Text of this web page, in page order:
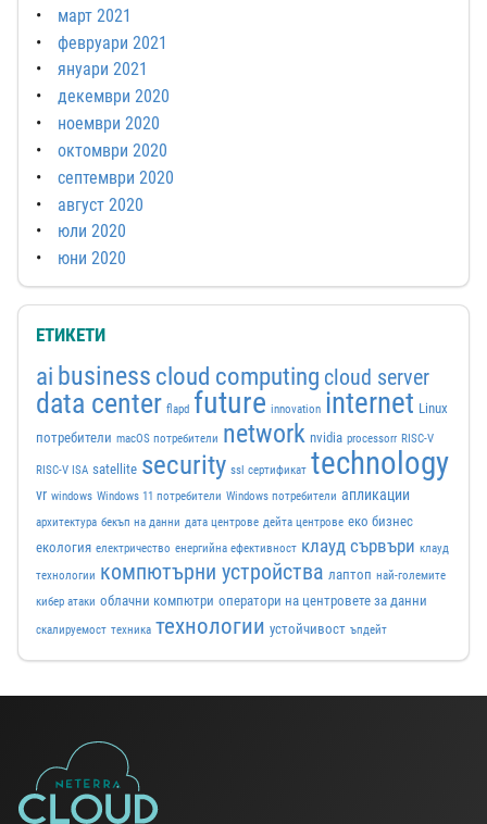
март 2021
февруари 2021
януари 2021
декември 2020
ноември 2020
октомври 2020
септември 2020
август 2020
юли 2020
юни 2020
ЕТИКЕТИ
ai business cloud computing cloud server
data center flapd future innovation internet Linux
потребители macOS потребители network nvidia processorr RISC-V
RISC-V ISA satellite security ssl сертификат technology
vr windows Windows 11 потребители Windows потребители апликации
архитектура бекъп на данни дата центрове дейта центрове еко бизнес
екология електричество енергийна ефективност клауд сървъри клауд
технологии компютърни устройства лаптоп най-големите
кибер атаки облачни компютри оператори на центровете за данни
скалируемост техника технологии устойчивост ъпдейт